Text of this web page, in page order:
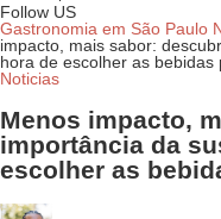
Follow US
Gastronomia em São Paulo
impacto, mais sabor:
hora de escolher as bebidas
Noticias
Menos impacto,
importância da
escolher as